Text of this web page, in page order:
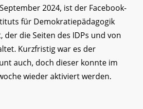
2024, ist der Facebook-
für Demokratiepädagogik
der die Seiten des IDPs und von
Kurzfristig war es der
auch, doch dieser konnte im
wieder aktiviert werden.